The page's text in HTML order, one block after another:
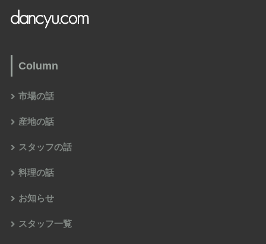
Column
市場の話
産地の話
スタッフの話
料理の話
お知らせ
スタッフ一覧